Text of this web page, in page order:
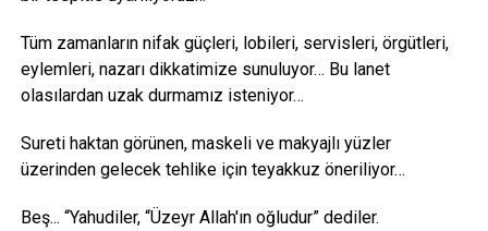
Tüm zamanların nifak güçleri, lobileri, servisleri, örgütleri,
eylemleri, nazarı dikkatimize sunuluyor… Bu lanet
olasılardan uzak durmamız isteniyor…
Sureti haktan görünen, maskeli ve makyajlı yüzler
üzerinden gelecek tehlike için teyakkuz öneriliyor…
Beş... “Yahudiler, “Üzeyr Allah'ın oğludur” dediler.